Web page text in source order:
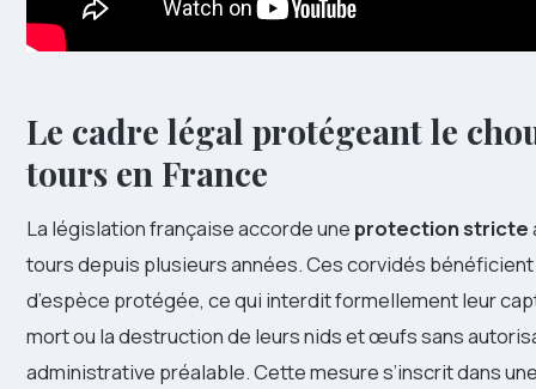
Le cadre légal protégeant le
tours en France
La législation française accorde une protection stricte
tours depuis plusieurs années. Ces corvidés bénéficient
d’espèce protégée, ce qui interdit formellement leur
mort ou la destruction de leurs nids et œufs sans
administrative préalable. Cette mesure s’inscrit dans